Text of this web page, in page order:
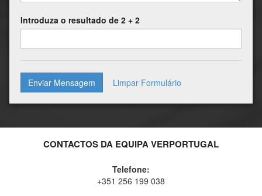
Introduza o resultado de 2 + 2
Enviar Mensagem
CONTACTOS DA EQUIPA VERPORTUGAL
Telefone:
+351 256 199 038